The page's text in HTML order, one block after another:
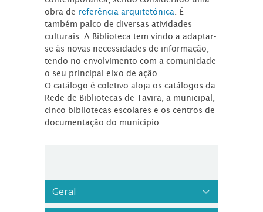
obra de referência arquitetónica . É
também palco de diversas atividades
culturais. A Biblioteca tem vindo a adaptar-
se às novas necessidades de informação,
tendo no envolvimento com a comunidade
o seu principal eixo de ação.
O catálogo é coletivo aloja os catálogos da
Rede de Bibliotecas de Tavira, a municipal,
cinco bibliotecas escolares e os centros de
documentação do município.